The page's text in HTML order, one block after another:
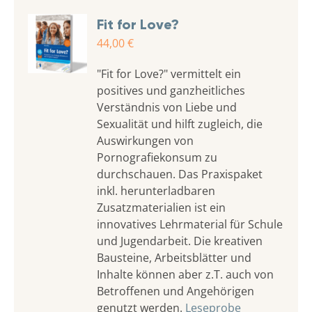
Fit for Love?
44,00€
"Fit for Love?" vermittelt ein
positives und ganzheitliches
Verständnis von Liebe und
Sexualität und hilft zugleich, die
Auswirkungen von
Pornografiekonsum zu
durchschauen. Das Praxispaket
inkl. herunterladbaren
Zusatzmaterialien ist ein
innovatives Lehrmaterial für Schule
und Jugendarbeit. Die kreativen
Bausteine, Arbeitsblätter und
Inhalte können aber z.T. auch von
Betroffenen und Angehörigen
genutzt werden. Leseprobe